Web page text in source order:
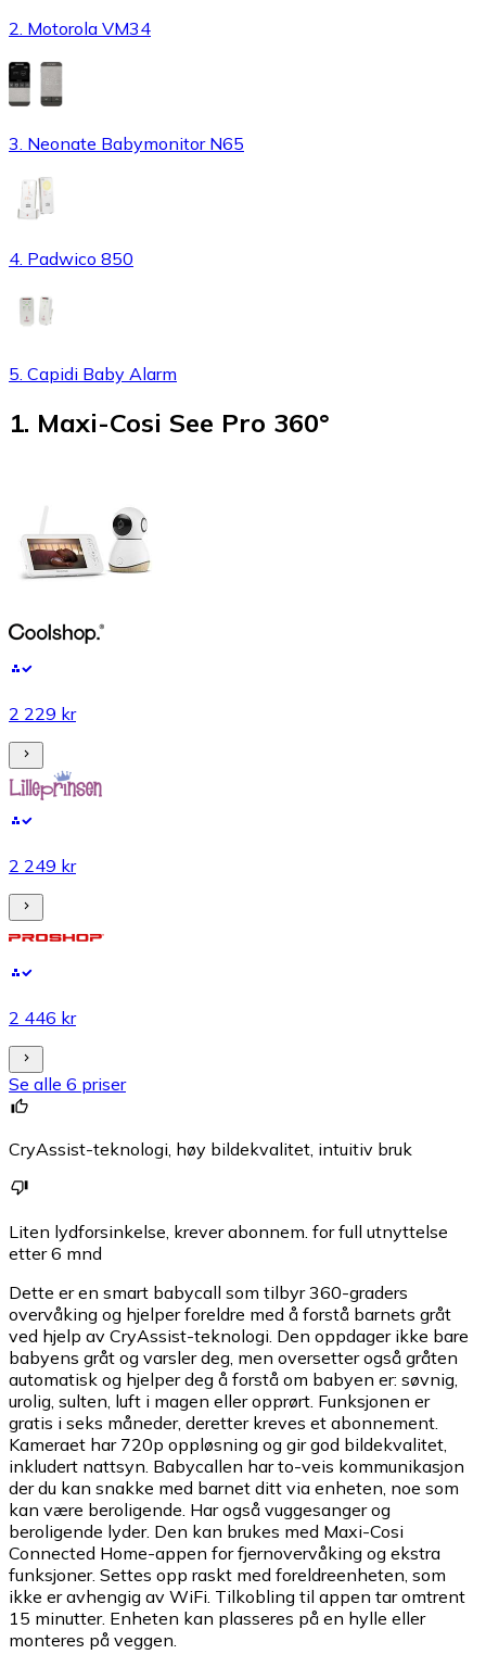
2. Motorola VM34
3. Neonate Babymonitor N65
4. Padwico 850
5. Capidi Baby Alarm
1. Maxi-Cosi See Pro 360°
2 229 kr
2 249 kr
2 446 kr
Se alle 6 priser
CryAssist-teknologi, høy bildekvalitet, intuitiv bruk
Liten lydforsinkelse, krever abonnem. for full utnyttelse
etter 6 mnd
Dette er en smart babycall som tilbyr 360-graders
overvåking og hjelper foreldre med å forstå barnets gråt
ved hjelp av CryAssist-teknologi. Den oppdager ikke bare
babyens gråt og varsler deg, men oversetter også gråten
automatisk og hjelper deg å forstå om babyen er: søvnig,
urolig, sulten, luft i magen eller opprørt. Funksjonen er
gratis i seks måneder, deretter kreves et abonnement.
Kameraet har 720p oppløsning og gir god bildekvalitet,
inkludert nattsyn. Babycallen har to-veis kommunikasjon
der du kan snakke med barnet ditt via enheten, noe som
kan være beroligende. Har også vuggesanger og
beroligende lyder. Den kan brukes med Maxi-Cosi
Connected Home-appen for fjernovervåking og ekstra
funksjoner. Settes opp raskt med foreldreenheten, som
ikke er avhengig av WiFi. Tilkobling til appen tar omtrent
15 minutter. Enheten kan plasseres på en hylle eller
monteres på veggen.